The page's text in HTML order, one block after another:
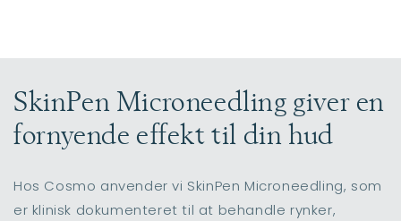
SkinPen Microneedling giver en
fornyende effekt til din hud
Hos Cosmo anvender vi SkinPen Microneedling, som
er klinisk dokumenteret til at behandle rynker,